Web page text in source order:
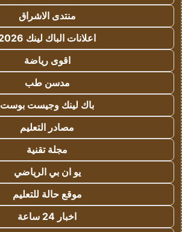
منتدى الاشراق
اعلانات الباك لينك 2026
اقوى رياضة
مدسن طب
باك لينك وجيست بوست
مصادر التعليم
مجلة تقنية
يو ان بي الرياضي
موقع حالة للتعليم
اخبار 24 ساعة